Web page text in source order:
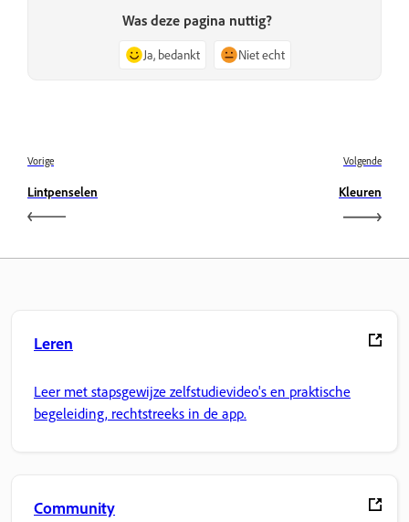
Was deze pagina nuttig?
Ja, bedankt Niet echt
Vorige
Lintpenselen
Volgende
Kleuren
Leren
Leer met stapsgewijze zelfstudievideo's en praktische
begeleiding, rechtstreeks in de app.
Community